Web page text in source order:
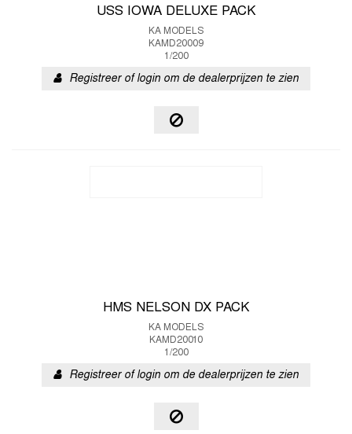
USS IOWA DELUXE PACK
KA MODELS
KAMD20009
1/200
Registreer of login om de dealerprijzen te zien
HMS NELSON DX PACK
KA MODELS
KAMD20010
1/200
Registreer of login om de dealerprijzen te zien